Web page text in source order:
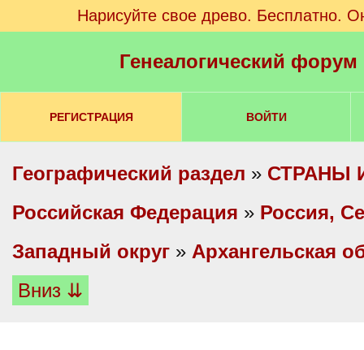
Нарисуйте свое древо. Бесплатно.
Генеалогический
РЕГИСТРАЦИЯ ВОЙТИ
Географический раздел » СТРАНЫ
Российская Федерация » Россия,
Западный округ » Архангельская
Вниз ⇊